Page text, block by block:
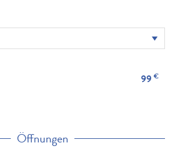
99 €
Öffnungen